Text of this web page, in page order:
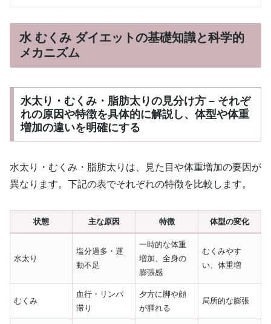
水 むくみ ダイエットの基礎知識と科学的
メカニズム
水太り・むくみ・脂肪太りの見分け方 – それぞ
れの原因や特徴を具体的に解説し、体型や体重
増加の違いを明確にする
水太り・むくみ・脂肪太りは、見た目や体重増加の要因が
異なります。下記の表でそれぞれの特徴を比較します。
状態 主な原因 特徴 体型の変化
水太り
塩分過多・運
動不足
一時的な体重
増加、全身の
膨張感
むくみやす
い、体重増
むくみ
血行・リンパ
滞り
夕方に脚や顔
が腫れる
局所的な膨張